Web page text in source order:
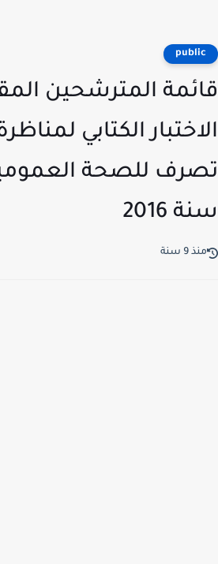
المترشحين
الكتابي
للصحة العمومية
2016
9 سنة